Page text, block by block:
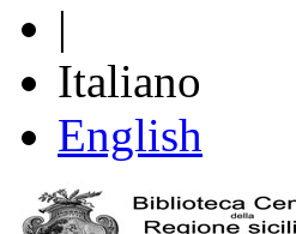
|
Italiano
English